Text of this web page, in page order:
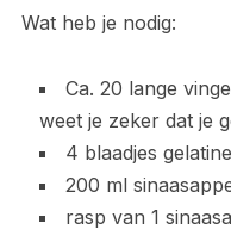
Wat heb je nodig:
Ca. 20 lange
weet je zeker dat je
4 blaadjes gelatine
200 ml
rasp van 1